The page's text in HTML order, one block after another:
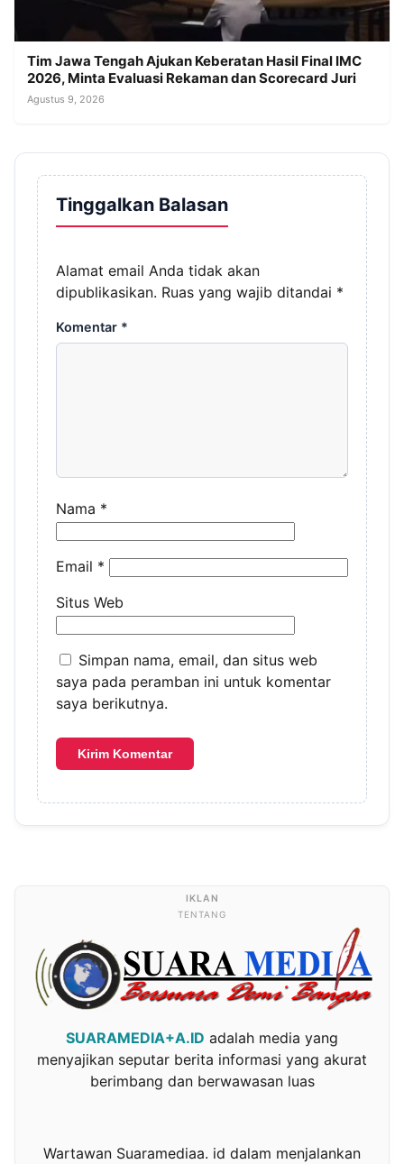
Tim Jawa Tengah Ajukan Keberatan Hasil Final IMC
2026, Minta Evaluasi Rekaman dan Scorecard Juri
Agustus 9, 2026
Tinggalkan Balasan
Alamat email Anda tidak akan
dipublikasikan. Ruas yang wajib ditandai *
Komentar *
Nama *
Email *
Situs Web
Simpan nama, email, dan situs web
saya pada peramban ini untuk komentar
saya berikutnya.
TENTANG
SUARAMEDIA+A.ID adalah media yang
menyajikan seputar berita informasi yang akurat
berimbang dan berwawasan luas
Wartawan Suaramediaa. id dalam menjalankan